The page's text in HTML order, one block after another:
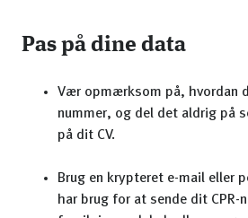
Pas på dine data
Vær opmærksom på, hvordan
nummer, og del det aldrig på
på dit CV.
Brug en krypteret e-mail eller
har brug for at sende dit CPR-